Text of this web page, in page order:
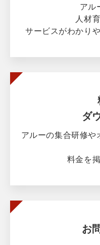
アル
人材
サービスがわかり
ダ
アルーの集合研修
料金を
お